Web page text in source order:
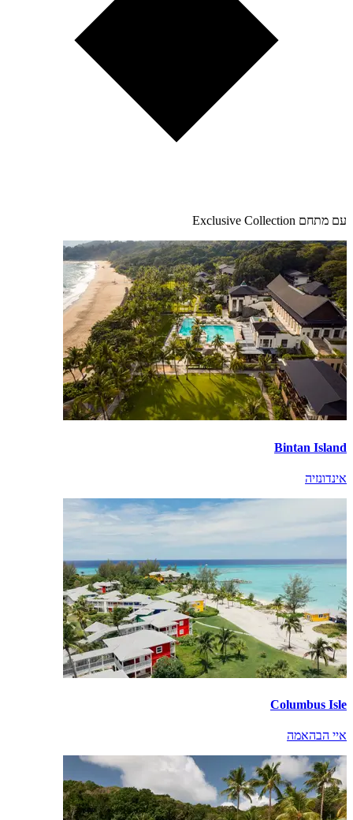
עם מתחם Exclusive Collection
Bintan Island
אינדונזיה
Columbus Isle
איי הבהאמה